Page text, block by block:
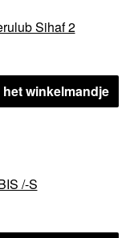
Sihaf 2
het winkelmandje
/-S